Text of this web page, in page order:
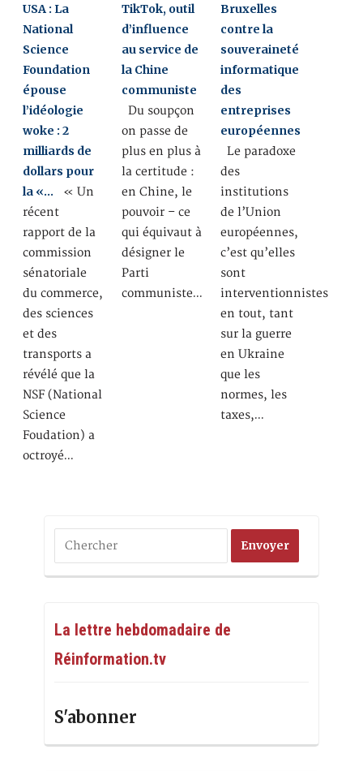
USA : La
National
Science
Foundation
épouse
l’idéologie
woke : 2
milliards de
dollars pour
la «… « Un
récent
rapport de la
commission
sénatoriale
du commerce,
des sciences
et des
transports a
révélé que la
NSF (National
Science
Foudation) a
octroyé…
TikTok, outil
d’influence
au service de
la Chine
communiste
Du soupçon
on passe de
plus en plus à
la certitude :
en Chine, le
pouvoir – ce
qui équivaut à
désigner le
Parti
communiste…
Bruxelles
contre la
souveraineté
informatique
des
entreprises
européennes
Le paradoxe
des
institutions
de l’Union
européennes,
c’est qu’elles
sont
interventionnistes
en tout, tant
sur la guerre
en Ukraine
que les
normes, les
taxes,…
La lettre hebdomadaire de
Réinformation.tv
S'abonner